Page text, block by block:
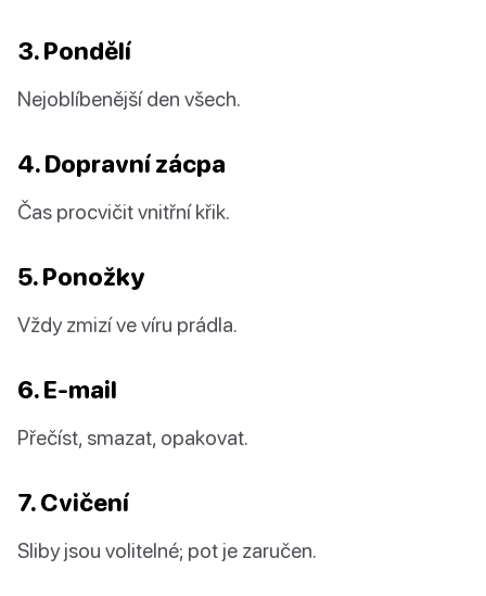
3. Pondělí
Nejoblíbenější den všech.
4. Dopravní zácpa
Čas procvičit vnitřní křik.
5. Ponožky
Vždy zmizí ve víru prádla.
6. E-mail
Přečíst, smazat, opakovat.
7. Cvičení
Sliby jsou volitelné; pot je zaručen.